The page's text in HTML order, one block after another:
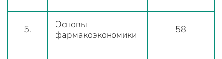
5.
Основы
фармакоэкономики
58